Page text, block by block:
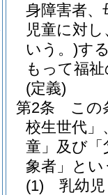
身障害者、
児童に対
いう。)す
もって福
(定義)
第2条
この
校生世代」
童」及び「
象者」とい
(1)
乳幼